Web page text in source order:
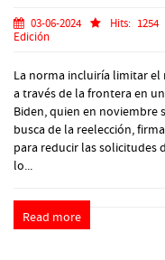
03-06-2024 Hits: 1254
Edición
La norma incluiría limitar el
a través de la frontera en
Biden, quien en noviembre
busca de la reelección,
para reducir las solicitudes
lo...
Read more